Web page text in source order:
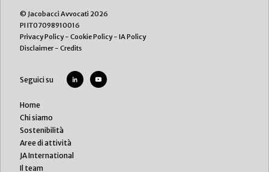
© Jacobacci Avvocati 2026
PI IT07098910016
Privacy Policy- Cookie Policy- IA Policy
Disclaimer- Credits
Seguici su
Home
Chi siamo
Sostenibilità
Aree di attività
JA International
Il team